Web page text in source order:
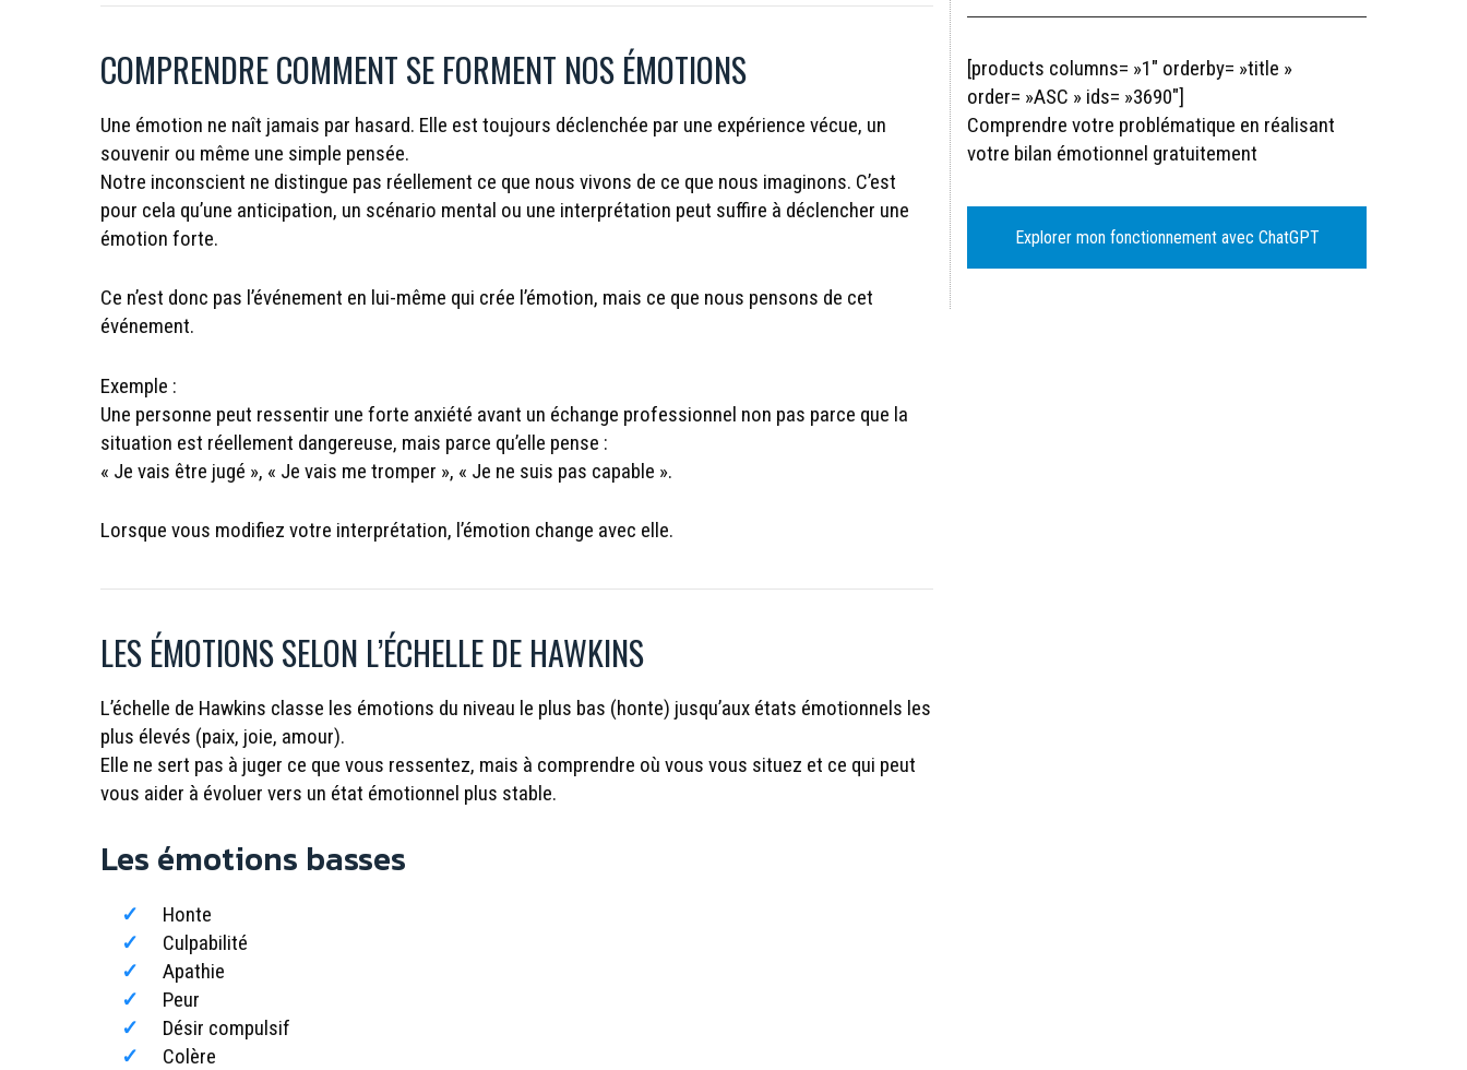
COMPRENDRE COMMENT SE FORMENT NOS ÉMOTIONS
Une émotion ne naît jamais par hasard. Elle est toujours déclenchée par une expérience vécue, un
souvenir ou même une simple pensée.
Notre inconscient ne distingue pas réellement ce que nous vivons de ce que nous imaginons. C’est
pour cela qu’une anticipation, un scénario mental ou une interprétation peut suffire à déclencher une
émotion forte.
Ce n’est donc pas l’événement en lui-même qui crée l’émotion, mais ce que nous pensons de cet
événement.
Exemple :
Une personne peut ressentir une forte anxiété avant un échange professionnel non pas parce que la
situation est réellement dangereuse, mais parce qu’elle pense :
« Je vais être jugé », « Je vais me tromper », « Je ne suis pas capable ».
Lorsque vous modifiez votre interprétation, l’émotion change avec elle.
LES ÉMOTIONS SELON L’ÉCHELLE DE HAWKINS
L’échelle de Hawkins classe les émotions du niveau le plus bas (honte) jusqu’aux états émotionnels les
plus élevés (paix, joie, amour).
Elle ne sert pas à juger ce que vous ressentez, mais à comprendre où vous vous situez et ce qui peut
vous aider à évoluer vers un état émotionnel plus stable.
Les émotions basses
Honte
Culpabilité
Apathie
Peur
Désir compulsif
Colère
[products columns= »1″ orderby= »title »
order= »ASC » ids= »3690″]
Comprendre votre problématique en réalisant
votre bilan émotionnel gratuitement
Explorer mon fonctionnement avec ChatGPT